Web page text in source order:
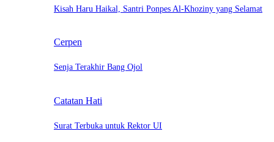
Kisah Haru Haikal, Santri Ponpes Al-Khoziny yang Selamat
Cerpen
Senja Terakhir Bang Ojol
Catatan Hati
Surat Terbuka untuk Rektor UI